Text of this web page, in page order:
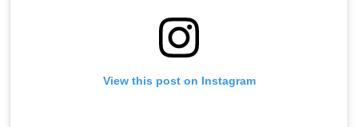
View this post on Instagram